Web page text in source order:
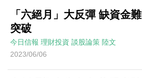
「六絕月」大反彈 缺資金難
突破
今日信報 理財投資 談股論策 陸文
2023/06/06